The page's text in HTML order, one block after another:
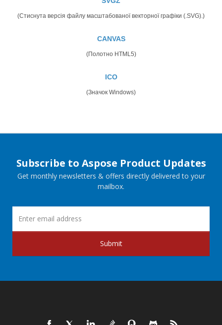
(Стиснута версія файлу масштабованої векторної графіки (.SVG).)
CANVAS
(Полотно HTML5)
ICO
(Значок Windows)
Subscribe to Aspose Product Updates
Get monthly newsletters & offers directly delivered to your
mailbox.
Submit